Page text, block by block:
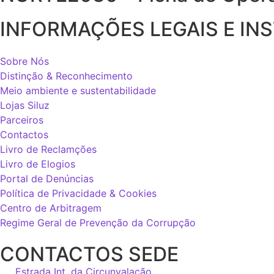
INFORMAÇÕES LEGAIS E
Sobre Nós
Distinção & Reconhecimento
Meio ambiente e sustentabilidade
Lojas Siluz
Parceiros
Contactos
Livro de Reclamções
Livro de Elogios
Portal de Denúncias
Política de Privacidade & Cookies
Centro de Arbitragem
Regime Geral de Prevenção da Corrupção
CONTACTOS SEDE
Estrada Int. da Circunvalação